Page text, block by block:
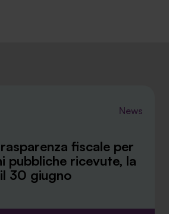
News
fiscale per
pubbliche ricevute, la
30 giugno